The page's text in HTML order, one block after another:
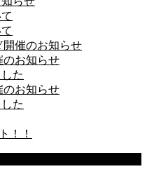
催のお知らせ
のお知らせ
た
のお知らせ
た
！！